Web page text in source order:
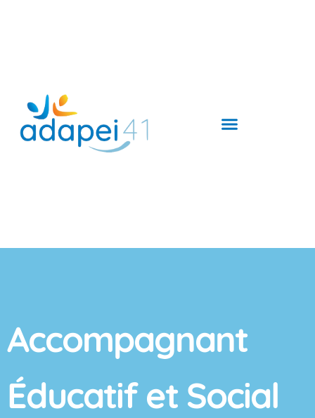
Accompagnant
Éducatif et Social